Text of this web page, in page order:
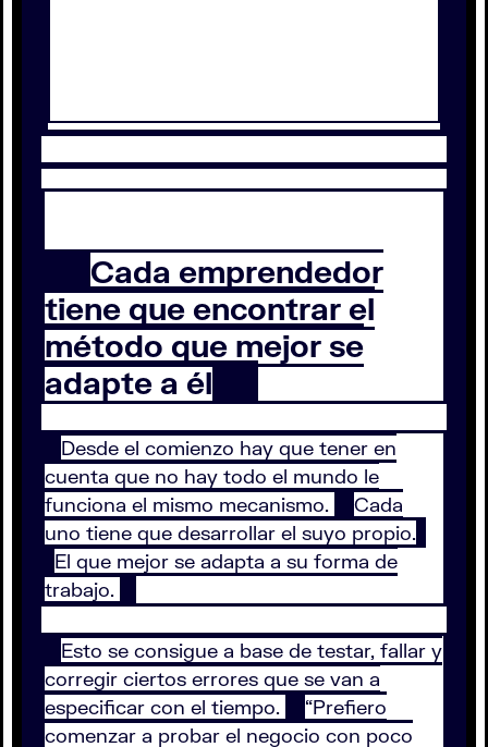
Cada emprendedor
tiene que encontrar el
método que mejor se
adapte a él
Desde el comienzo hay que tener en
cuenta que no hay todo el mundo le
funciona el mismo mecanismo.
Cada
uno tiene que desarrollar el suyo propio.
El que mejor se adapta a su forma de
trabajo.
Esto se consigue a base de testar, fallar y
corregir ciertos errores que se van a
especificar con el tiempo.
“Prefiero
comenzar a probar el negocio con poco